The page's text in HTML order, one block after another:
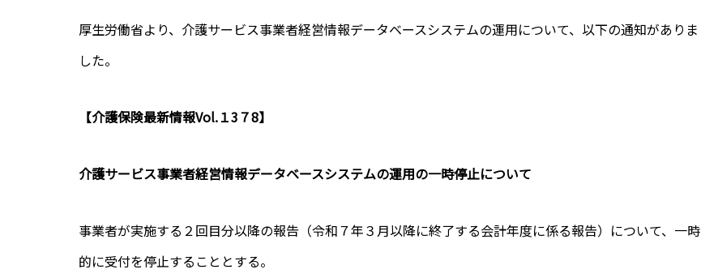
厚生労働省より、介護サービス事業者経営情報データベースシステムの運用について、以下の通知がありま
した。
【介護保険最新情報Vol.１3７8】
介護サービス事業者経営情報データベースシステムの運用の一時停止について
事業者が実施する２回目分以降の報告（令和７年３月以降に終了する会計年度に係る報告）について、一時
的に受付を停止することとする。